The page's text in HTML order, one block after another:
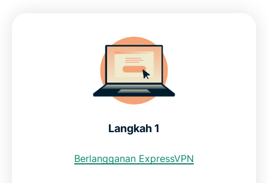
Langkah 1
Berlangganan ExpressVPN